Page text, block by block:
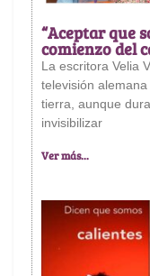
“Aceptar que
comienzo del
La escritora Velia
televisión
tierra, aunque
invisibilizar
Ver más...